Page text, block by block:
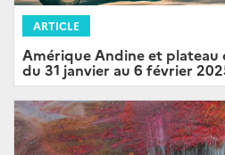
ARTICLE
Amérique Andine et plateau
du 31 janvier au 6 février